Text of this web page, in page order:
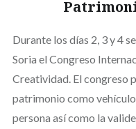
Durante los días 2, 3 y 4
Soria el Congreso
Creatividad. El congreso
patrimonio como
persona así como la